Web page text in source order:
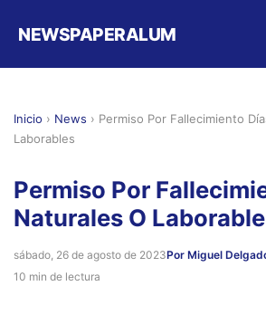
NEWSPAPERALUM
Inicio › News › Permiso Por Fallecimiento
Laborables
Permiso Por
Naturales O
sábado, 26 de agosto de 2023Por Miguel
10 min de lectura